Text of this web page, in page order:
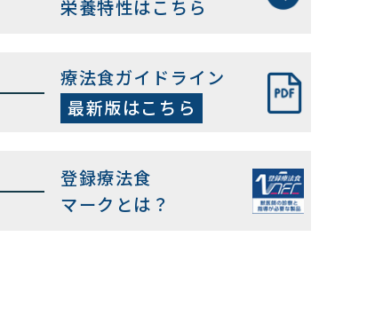
栄養特性はこちら
療法食ガイドライン
最新版はこちら
登録療法食
マークとは？